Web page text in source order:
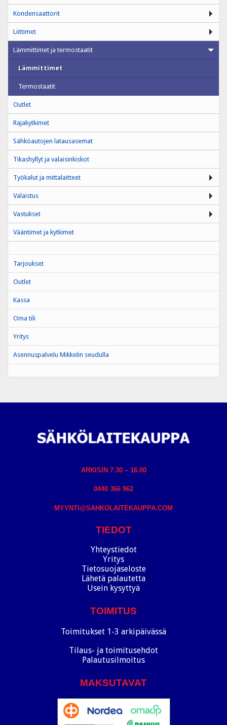
Kondensaattorit
Liittimet
Lämmittimet ja termostaatit
Lämmittimet
Termostaatit
Outlet
Rajakytkimet
Sähköautojen latausasemat
Tikashyllyt ja valaisinkiskot
Työkalut ja mittalaitteet
Valaistus
Vastukset
Vääntimet ja kytkimet
Tarjoukset
Outlet
Kassa
Oma tili
Yritys
Asennuspalvelu Mikkelin seudulla
ARKISIN 7.30 – 16.00
0440 366 962
MYYNTI@SAHKOLAITEKAUPPA.COM
TIEDOT
Yhteystiedot
Yritys
Tietosuojaseloste
Lähetä palautetta
Usein kysyttyä
TOIMITUS
Toimitukset 1-3 arkipäivässä
Tilaus- ja toimitusehdot
Palautusilmoitus
MAKSUTAVAT